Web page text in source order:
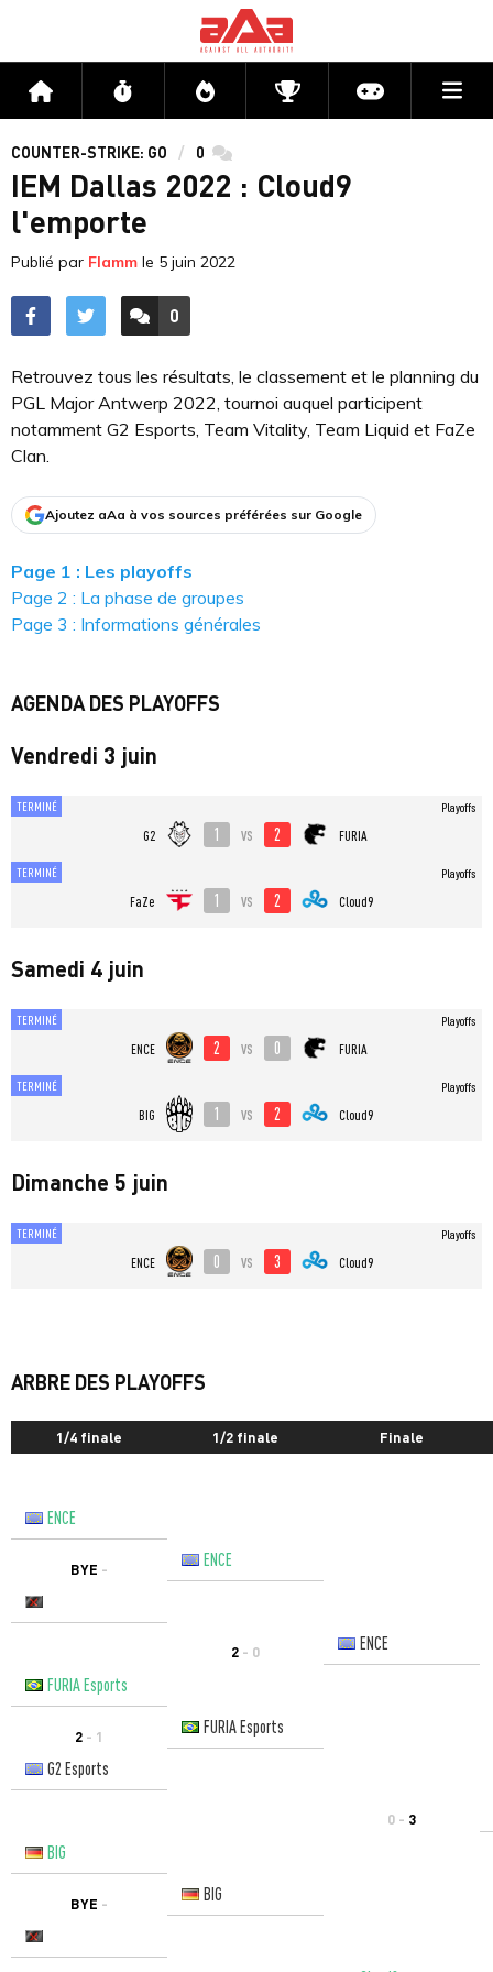
Accueil Flux Directs CompétitionsActu jeux
COUNTER-STRIKE: GO 0 commentaires
IEM Dallas 2022 : Cloud9
l'emporte
Publié par Flamm le 5 juin 2022
ACCÉDER AUX
0
COMMENTAIRES
Retrouvez tous les résultats, le classement et le planning du
PGL Major Antwerp 2022, tournoi auquel participent
notamment G2 Esports, Team Vitality, Team Liquid et FaZe
Clan.
Ajoutez aAa à vos sources préférées sur Google
Page 1 : Les playoffs
Page 2 : La phase de groupes
Page 3 : Informations générales
AGENDA DES PLAYOFFS
Vendredi 3 juin
TERMINÉ
G2 1 vs 2 FURIA
Playoffs
TERMINÉ
FaZe 1 vs 2 Cloud9
Playoffs
Samedi 4 juin
TERMINÉ
ENCE 2 vs 0 FURIA
Playoffs
TERMINÉ
BIG 1 vs 2 Cloud9
Playoffs
Dimanche 5 juin
TERMINÉ
ENCE 0 vs 3 Cloud9
Playoffs
ARBRE DES PLAYOFFS
1/4 finale 1/2 finale Finale
ENCE
BYE - ENCE
2 - 0
ENCE
FURIA Esports
2 - 1
FURIA Esports
G2 Esports
0 - 3
BIG
BYE - BIG